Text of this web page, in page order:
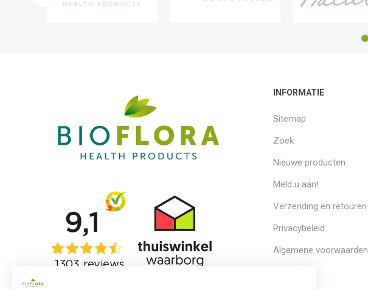
INFORMATIE
Sitemap
Zoek
Nieuwe producten
Meld u aan!
Verzending en retouren
Privacybeleid
Algemene voorwaarden